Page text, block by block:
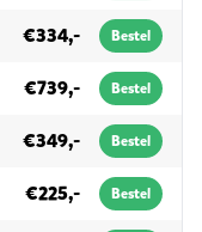
€334,- Bestel
€739,- Bestel
€349,- Bestel
€225,- Bestel